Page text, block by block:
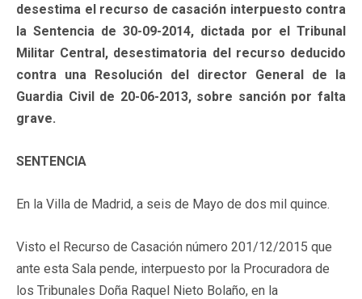
desestima el recurso de casación interpuesto contra
la Sentencia de 30-09-2014, dictada por el Tribunal
Militar Central, desestimatoria del recurso deducido
contra una Resolución del director General de la
Guardia Civil de 20-06-2013, sobre sanción por falta
grave.
SENTENCIA
En la Villa de Madrid, a seis de Mayo de dos mil quince.
Visto el Recurso de Casación número 201/12/2015 que
ante esta Sala pende, interpuesto por la Procuradora de
los Tribunales Doña Raquel Nieto Bolaño, en la